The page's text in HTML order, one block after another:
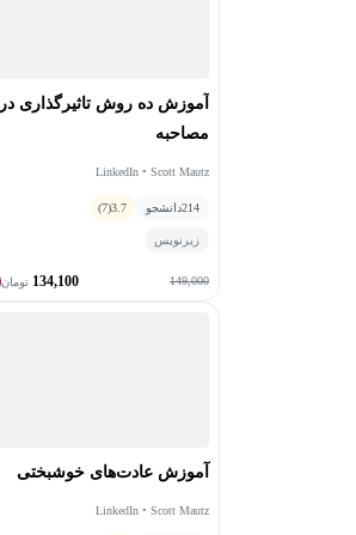
آموزش ده روش تاثیرگذاری در
مصاحبه
LinkedIn • Scott Mautz
214دانشجو 3.7
(7)
زیرنویس
149,000
134,100 تومان
آموزش عادت‌های خوشبختی
LinkedIn • Scott Mautz